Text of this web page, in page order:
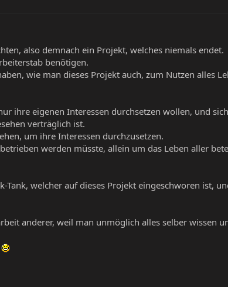
also demnach ein Projekt, welches niemals endet.
benötigen.
wie man dieses Projekt auch, zum Nutzen alles
ihre eigenen Interessen durchsetzen wollen, und
verträglich ist.
um ihre Interessen durchzusetzen.
werden müsste, allein um das Leben aller
welcher auf dieses Projekt eingeschworen ist,
anderer, weil man unmöglich alles selber wissen